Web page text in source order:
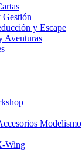
Gestión
y Escape
Aventuras
Modelismo
Wing